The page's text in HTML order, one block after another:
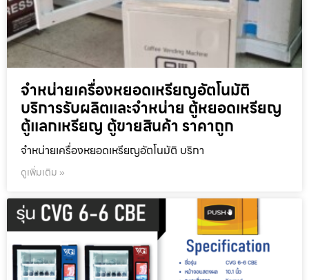
จำหน่ายเครื่องหยอดเหรียญ​อัตโนมัติ
บริการรับผลิตและจำหน่าย ตู้หยอดเหรียญ
ตู้แลกเหรียญ ตู้ขายสินค้า ราคาถูก
จำหน่ายเครื่องหยอดเหรียญ​อัตโนมัติ บริกา
ดูเพิ่มเติม »